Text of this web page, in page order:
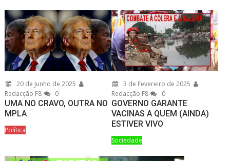
20 de Junho de 2025
Redacção F8
0
UMA NO CRAVO, OUTRA NO
MPLA
Política
3 de Fevereiro de 2025
Redacção F8
0
GOVERNO GARANTE
VACINAS A QUEM (AINDA)
ESTIVER VIVO
Sociedade